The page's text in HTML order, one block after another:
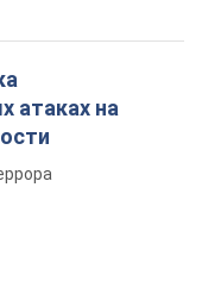
атаках на